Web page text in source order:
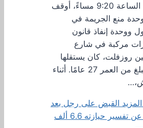
حوالي الساعة 9:20 مساءً، أوقف
منع الجريمة في
ووحدة إنفاذ قانون
مركبة في شارع
روزفلت، كان يستقلها
رجل يبلغ من العمر 27 عامًا. أثناء
القبض على رجل بعد
عجزه عن تفسير حيازته 6.6 ألف